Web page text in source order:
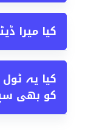
کیا میرا
کیا یہ
کو بھی